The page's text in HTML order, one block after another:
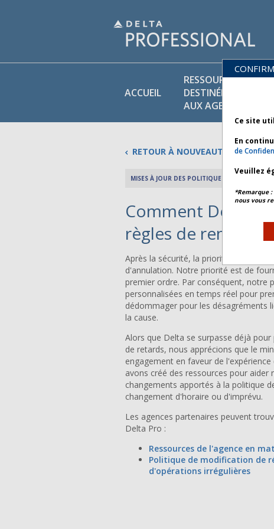
ACCUEIL
RESSOURCES
DESTINÉES
AUX AGENTS
RETOUR À NOUVEAUTÉS
MISES À JOUR DES POLITIQUES: 29 OCTOBRE
Comment Delta se
règles de
Après la sécurité, la priorité de Delta
d'annulation. Notre priorité est de
premier ordre. Par conséquent, notre
personnalisées en temps réel pour
dédommager pour les désagréments
la cause.
Alors que Delta se surpasse déjà
de retards, nous apprécions que le
engagement en faveur de
avons créé des ressources pour
changements apportés à la politique
changement d'horaire ou d'imprévu.
Les agences partenaires peuvent
Delta Pro :
Ressources de l'agence en
Politique de modification de
d'opérations irrégulières
Ce site
En
de
Veuillez
*Remarque
nous vous